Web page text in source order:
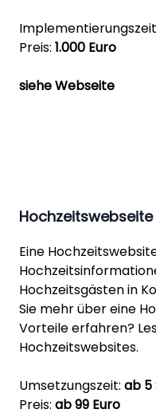
Preis: 1.000 Euro
siehe Webseite
Hochzeitswebseite
Eine
Hochzeitsgästen in
Sie mehr über eine
Vorteile erfahren?
Hochzeitswebsites.
Umsetzungszeit: ab 5
Preis: ab 99 Euro